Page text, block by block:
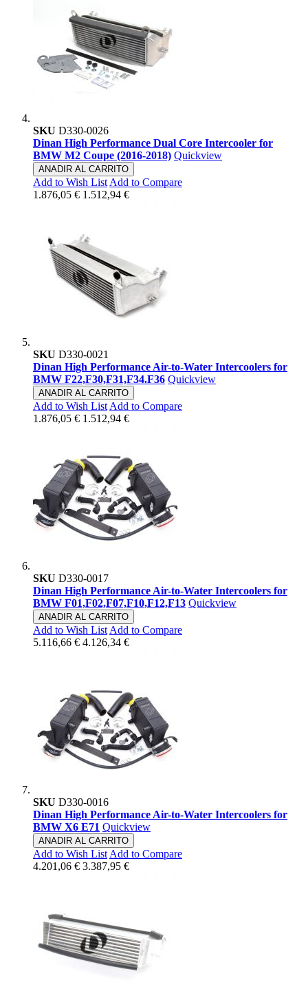
SKU D330-0026
Dinan High Performance Dual Core Intercooler for
BMW M2 Coupe (2016-2018) Quickview
ANADIR AL CARRITO
Add to Wish List Add to Compare
1.876,05 € 1.512,94 €
SKU D330-0021
Dinan High Performance Air-to-Water Intercoolers for
BMW F22,F30,F31,F34.F36 Quickview
ANADIR AL CARRITO
Add to Wish List Add to Compare
1.876,05 € 1.512,94 €
SKU D330-0017
Dinan High Performance Air-to-Water Intercoolers for
BMW F01,F02,F07,F10,F12,F13 Quickview
ANADIR AL CARRITO
Add to Wish List Add to Compare
5.116,66 € 4.126,34 €
SKU D330-0016
Dinan High Performance Air-to-Water Intercoolers for
BMW X6 E71 Quickview
ANADIR AL CARRITO
Add to Wish List Add to Compare
4.201,06 € 3.387,95 €